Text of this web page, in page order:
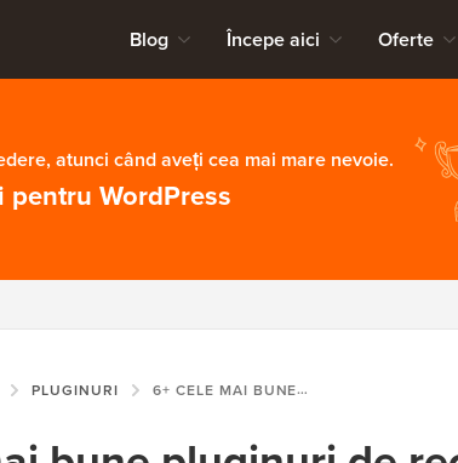
Blog Începe aici Oferte
atunci când aveți cea mai mare nevoie.
WordPress
PLUGINURI 6+ CELE MAI BUNE PLUGINURI DE RECENZII DE PRODUSE PENTRU WORDPRESS (2026)